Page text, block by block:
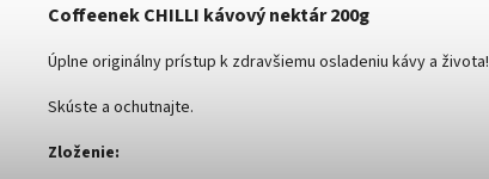
Coffeenek CHILLI kávový nektár 200g
Úplne originálny prístup k zdravšiemu osladeniu kávy a života!
Skúste a ochutnajte.
Zloženie: